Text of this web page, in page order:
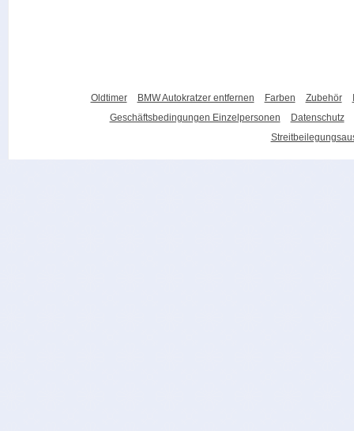
Oldtimer BMW Autokratzer entfernen Farben Zubehör
Geschäftsbedingungen Einzelpersonen
Datenschutz